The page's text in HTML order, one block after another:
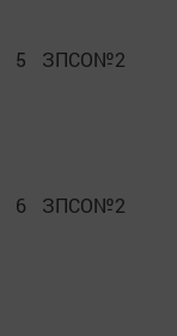
5 ЗПСО№2
6 ЗПСО№2